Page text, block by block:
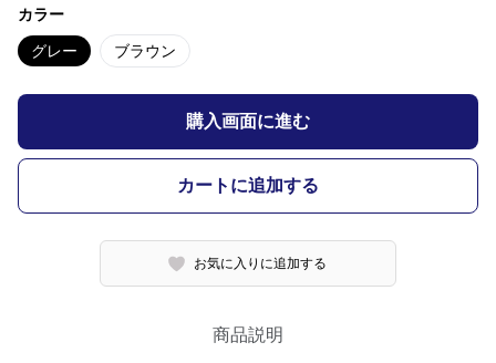
カラー
グレー ブラウン
購入画面に進む
カートに追加する
お気に入りに追加する
商品説明